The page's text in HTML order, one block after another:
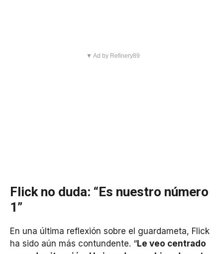
▼ Ad by Refinery89
Flick no duda: “Es nuestro número
1”
En una última reflexión sobre el guardameta, Flick
ha sido aún más contundente. “Le veo centrado